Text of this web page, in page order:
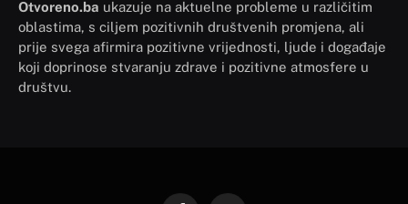
Otvoreno.ba ukazuje na aktuelne probleme u različitim
oblastima, s ciljem pozitivnih društvenih promjena, ali
prije svega afirmira pozitivne vrijednosti, ljude i događaje
koji doprinose stvaranju zdrave i pozitivne atmosfere u
društvu.